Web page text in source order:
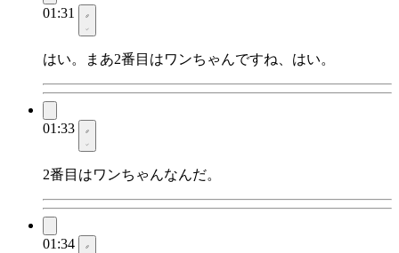
01:31
はい。まあ2番目はワンちゃんですね、はい。
01:33
2番目はワンちゃんなんだ。
01:34